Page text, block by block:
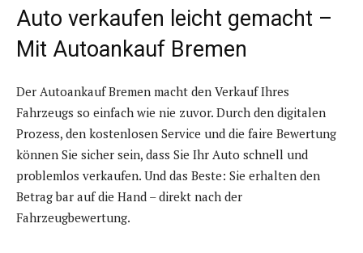
Auto verkaufen leicht gemacht –
Mit Autoankauf Bremen
Der Autoankauf Bremen macht den Verkauf Ihres
Fahrzeugs so einfach wie nie zuvor. Durch den digitalen
Prozess, den kostenlosen Service und die faire Bewertung
können Sie sicher sein, dass Sie Ihr Auto schnell und
problemlos verkaufen. Und das Beste: Sie erhalten den
Betrag bar auf die Hand – direkt nach der
Fahrzeugbewertung.